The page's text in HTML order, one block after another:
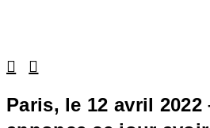
Paris, le 12 avril 2022